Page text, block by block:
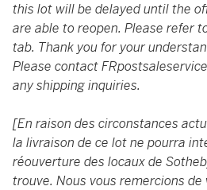
this lot will be delayed until the
are able to reopen. Please refer
tab. Thank you for your
Please contact
any shipping inquiries.
[En raison des circonstances
la livraison de ce lot ne pourra
réouverture des locaux de
trouve. Nous vous remercions